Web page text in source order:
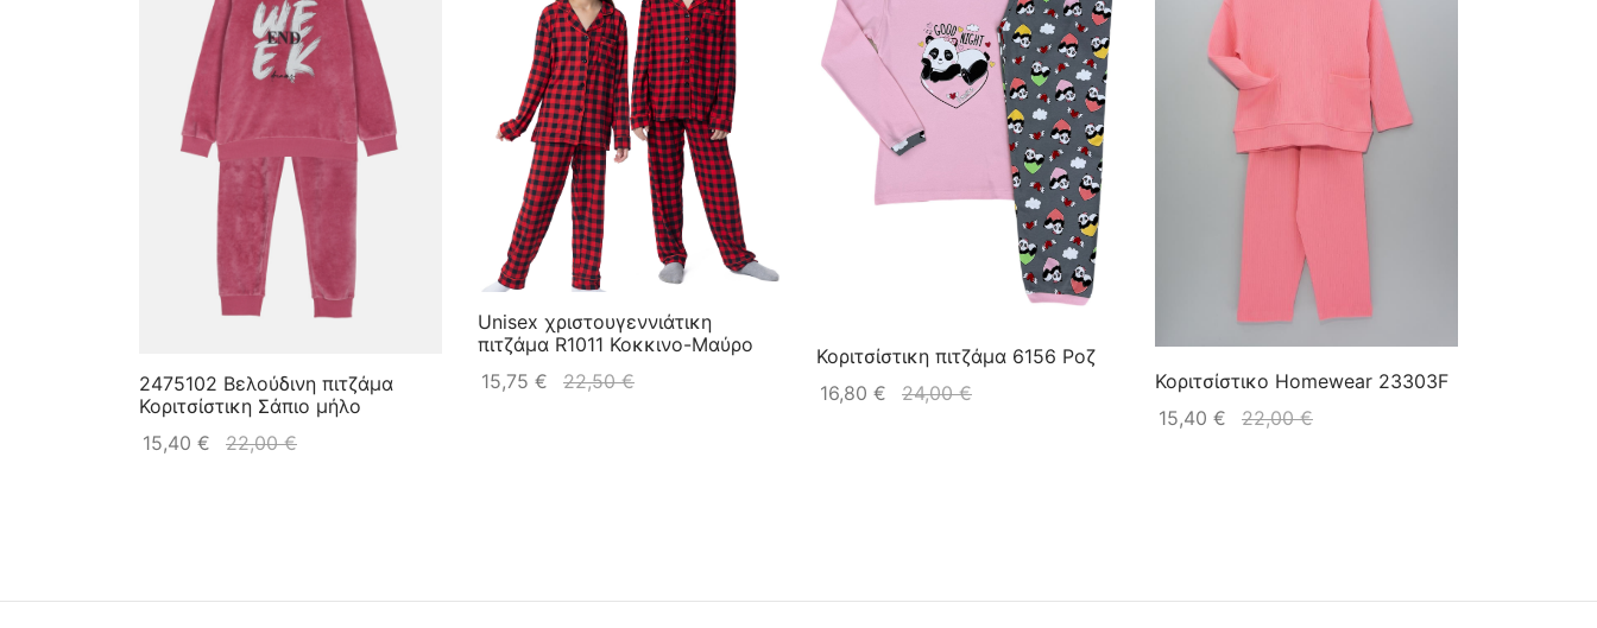
2475102 Βελούδινη πιτζάμα
Κοριτσίστικη Σάπιο μήλο
15,40 € 22,00€
Unisex χριστουγεννιάτικη
πιτζάμα R1011 Κοκκινο-Μαύρο
15,75 € 22,50€
Κοριτσίστικη πιτζάμα 6156 Ροζ
16,80 € 24,00€
Κοριτσίστικο Homewear 23303F
15,40 € 22,00€